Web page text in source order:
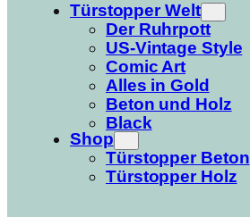
Türstopper Welt
Der Ruhrpott
US-Vintage Style
Comic Art
Alles in Gold
Beton und Holz
Black
Shop
Türstopper Beton
Türstopper Holz